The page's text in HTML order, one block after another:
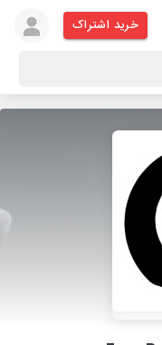
خرید اشتراک